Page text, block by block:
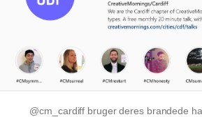
@cm_cardiff bruger deres brandede